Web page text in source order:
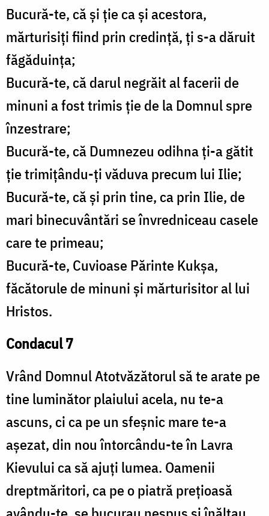
Bucură-te, că și ție ca și acestora,
mărturisiți fiind prin credință, ți s-a dăruit
făgăduința;
Bucură-te, că darul negrăit al facerii de
minuni a fost trimis ție de la Domnul spre
înzestrare;
Bucură-te, că Dumnezeu odihna ți-a gătit
ție trimițându-ți văduva precum lui Ilie;
Bucură-te, că și prin tine, ca prin Ilie, de
mari binecuvântări se învredniceau casele
care te primeau;
Bucură-te, Cuvioase Părinte Kukşa,
făcătorule de minuni și mărturisitor al lui
Hristos.
Condacul 7
Vrând Domnul Atotvăzătorul să te arate pe
tine luminător plaiului acela, nu te-a
ascuns, ci ca pe un sfeșnic mare te-a
așezat, din nou întorcându-te în Lavra
Kievului ca să ajuți lumea. Oamenii
dreptmăritori, ca pe o piatră prețioasă